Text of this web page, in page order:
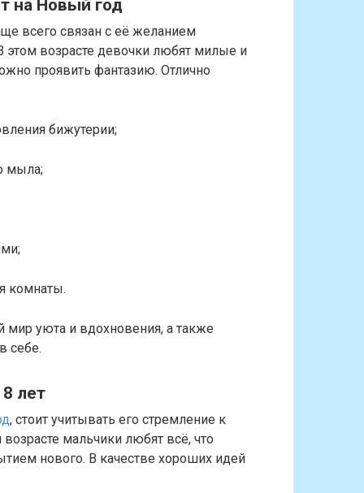
на Новый год
всего связан с её желанием
этом возрасте девочки любят милые и
проявить фантазию. Отлично
бижутерии;
мыла;
комнаты.
мир уюта и вдохновения, а также
себе.
лет
, стоит учитывать его стремление к
мальчики любят всё, что
нового. В качестве хороших идей